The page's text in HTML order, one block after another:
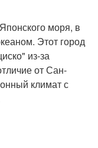
моря, в
Этот город
из-за
от Сан-
климат с